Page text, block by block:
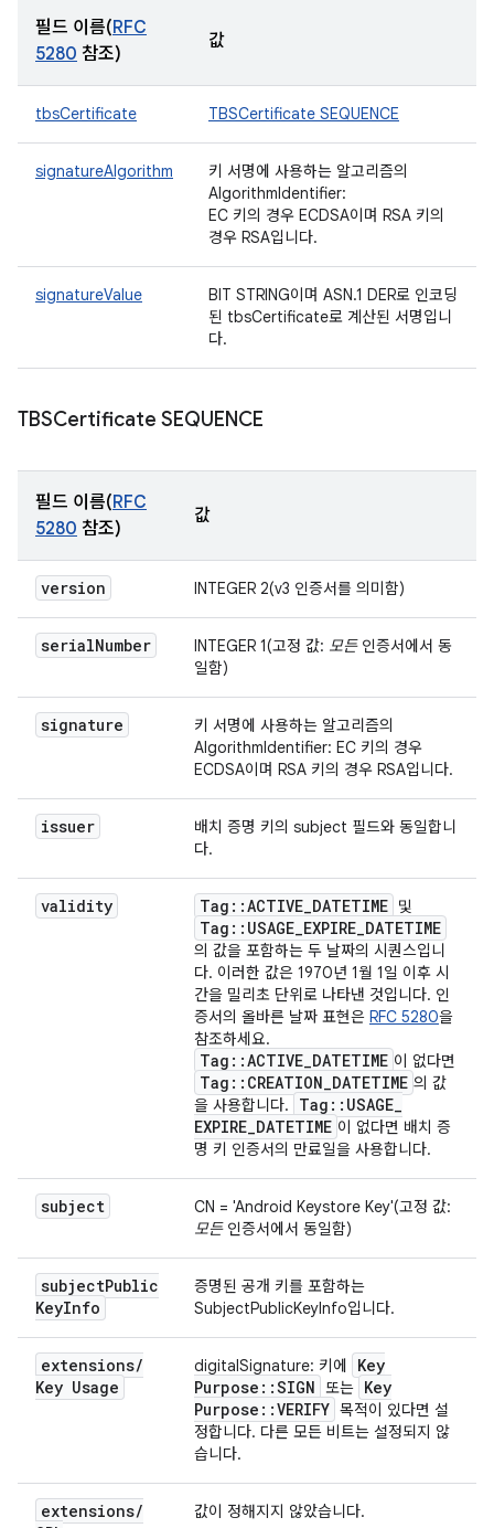
필드 이름(RFC
5280 참조)
값
tbsCertificate TBSCertificate SEQUENCE
signatureAlgorithm
키 서명에 사용하는 알고리즘의
AlgorithmIdentifier:
EC 키의 경우 ECDSA이며 RSA 키의
경우 RSA입니다.
signatureValue
BIT STRING이며 ASN.1 DER로 인코딩
된 tbsCertificate로 계산된 서명입니
다.
TBSCertificate SEQUENCE
필드 이름(RFC
5280 참조)
값
version INTEGER 2(v3 인증서를 의미함)
serialNumber INTEGER 1(고정 값: 모든인증서에서 동
일함)
signature
키 서명에 사용하는 알고리즘의
AlgorithmIdentifier: EC 키의 경우
ECDSA이며 RSA 키의 경우 RSA입니다.
issuer
배치 증명 키의 subject 필드와 동일합니
다.
validity Tag ::ACTIVE_DATETIME 및
Tag :: USAGE_EXPIRE_DATETIME
의 값을 포함하는 두 날짜의 시퀀스입니
다. 이러한 값은 1970년 1월 1일 이후 시
간을 밀리초 단위로 나타낸 것입니다. 인
증서의 올바른 날짜 표현은 RFC 5280을
참조하세요.
Tag ::ACTIVE_DATETIME 이 없다면
Tag :: CREATION_DATETIME 의 값
을 사용합니다.
Tag :: USAGE_
EXPIRE_DATETIME 이 없다면 배치 증
명 키 인증서의 만료일을 사용합니다.
subject
CN = 'Android Keystore Key'(고정 값:
모든인증서에서 동일함)
subjectPublic
KeyInfo
증명된 공개 키를 포함하는
SubjectPublicKeyInfo입니다.
extensions/
Key Usage
digitalSignature: 키에
Key
Purpose ::SIGN 또는 Key
Purpose ::VERIFY 목적이 있다면 설
정합니다. 다른 모든 비트는 설정되지 않
습니다.
extensions/
값이 정해지지 않았습니다.